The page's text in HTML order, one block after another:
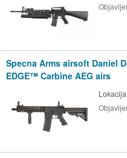
Specna Arms airsoft Daniel
EDGE™ Carbine AEG airs